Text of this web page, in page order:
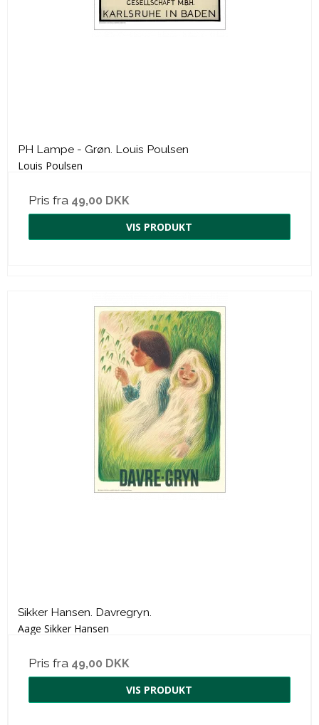
PH Lampe - Grøn. Louis Poulsen
Louis Poulsen
Pris fra 49,00 DKK
VIS PRODUKT
Sikker Hansen. Davregryn.
Aage Sikker Hansen
Pris fra 49,00 DKK
VIS PRODUKT